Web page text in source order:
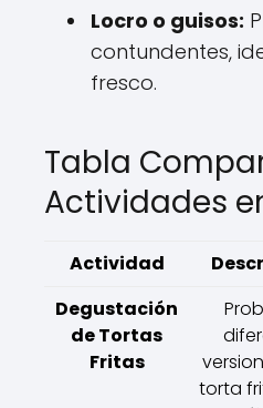
Locro o guisos:
contundentes,
fresco.
Tabla
Actividades
Actividad
Degustación
de Tortas
Fritas
torta